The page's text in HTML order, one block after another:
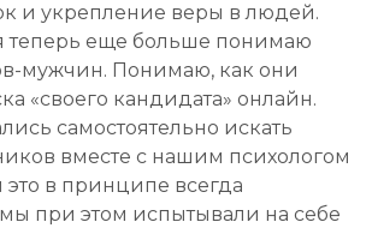
и укрепление веры в людей.
теперь еще больше понимаю
мужчин. Понимаю, как они
«своего кандидата» онлайн.
самостоятельно искать
вместе с нашим психологом
это в принципе всегда
при этом испытывали на себе